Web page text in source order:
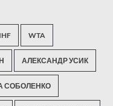
WTA
АЛЕКСАНДР УСИК
СОБОЛЕНКО